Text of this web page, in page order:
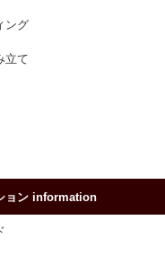
ング
立て
ョン information